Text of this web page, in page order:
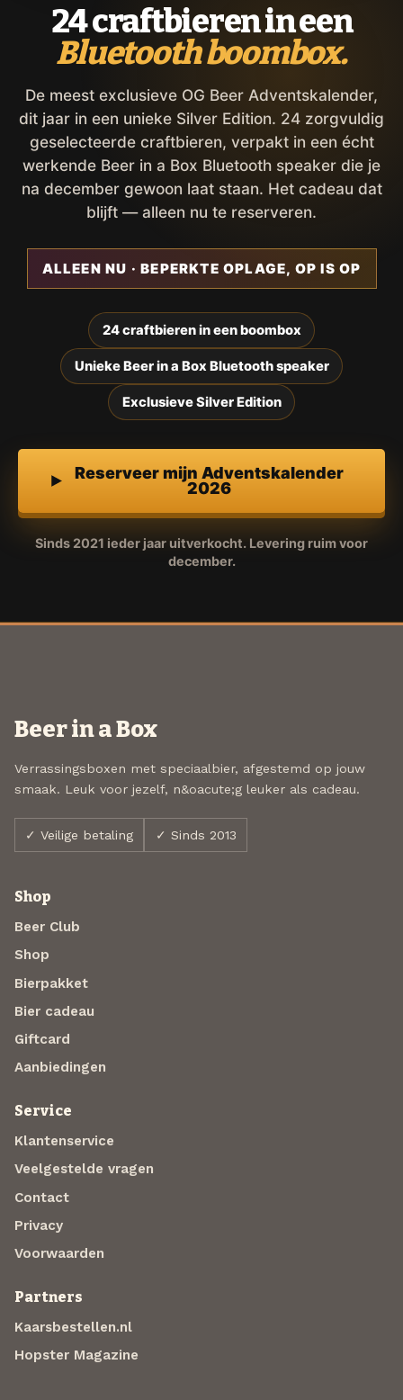
24 craftbieren in een
Bluetooth boombox.
De meest exclusieve OG Beer Adventskalender,
dit jaar in een unieke Silver Edition. 24 zorgvuldig
geselecteerde craftbieren, verpakt in een écht
werkende Beer in a Box Bluetooth speaker die je
na december gewoon laat staan. Het cadeau dat
blijft — alleen nu te reserveren.
ALLEEN NU · BEPERKTE OPLAGE, OP IS OP
24 craftbieren in een boombox
Unieke Beer in a Box Bluetooth speaker
Exclusieve Silver Edition
Reserveer mijn Adventskalender
2026
Sinds 2021 ieder jaar uitverkocht. Levering ruim voor
december.
Beer in a Box
Verrassingsboxen met speciaalbier, afgestemd op jouw
smaak. Leuk voor jezelf, n&oacute;g leuker als cadeau.
✓ Veilige betaling ✓ Sinds 2013
Shop
Beer Club
Shop
Bierpakket
Bier cadeau
Giftcard
Aanbiedingen
Service
Klantenservice
Veelgestelde vragen
Contact
Privacy
Voorwaarden
Partners
Kaarsbestellen.nl
Hopster Magazine